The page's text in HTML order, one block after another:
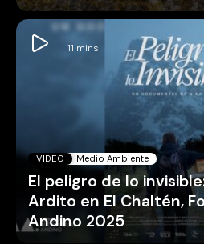
VIDEO Medio Ambiente
El peligro de lo
Ardito en El Chaltén,
Andino 2025